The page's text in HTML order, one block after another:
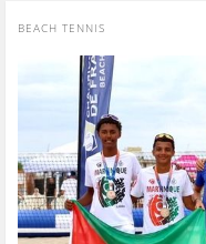
BEACH TENNIS